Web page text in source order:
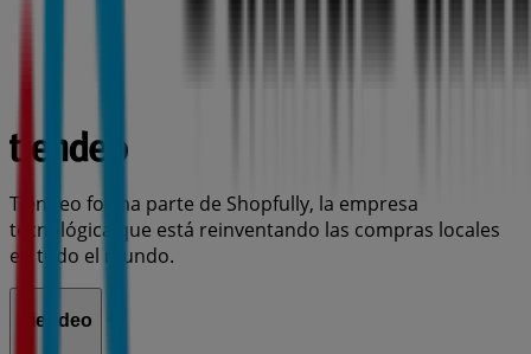
Tiendeo forma parte de Shopfully, la empresa
tecnológica que está reinventando las compras locales
en todo el mundo.
Tiendeo